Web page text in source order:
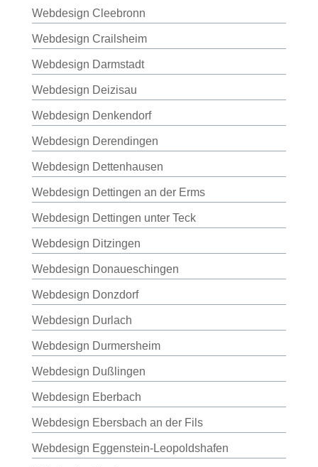
Webdesign Cleebronn
Webdesign Crailsheim
Webdesign Darmstadt
Webdesign Deizisau
Webdesign Denkendorf
Webdesign Derendingen
Webdesign Dettenhausen
Webdesign Dettingen an der Erms
Webdesign Dettingen unter Teck
Webdesign Ditzingen
Webdesign Donaueschingen
Webdesign Donzdorf
Webdesign Durlach
Webdesign Durmersheim
Webdesign Dußlingen
Webdesign Eberbach
Webdesign Ebersbach an der Fils
Webdesign Eggenstein-Leopoldshafen